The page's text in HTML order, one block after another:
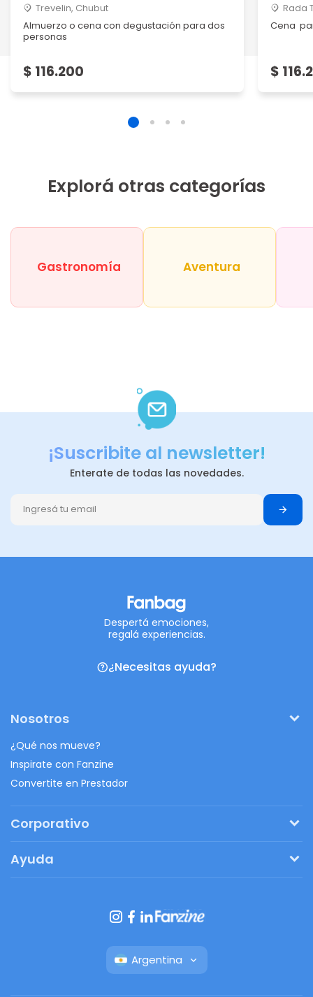
Trevelin, Chubut
Almuerzo o cena con degustación para dos
personas
$ 116.200
Rada
Cena
$
Explorá otras categorías
Gastronomía Aventura
¡Suscribite al newsletter!
Enterate de todas las novedades.
Despertá emociones,
regalá experiencias.
¿Necesitas ayuda?
Nosotros
¿Qué nos mueve?
Inspirate con Fanzine
Convertite en Prestador
Corporativo
Regalos originales
Ayuda
Botón de arrepentimiento
Argentina